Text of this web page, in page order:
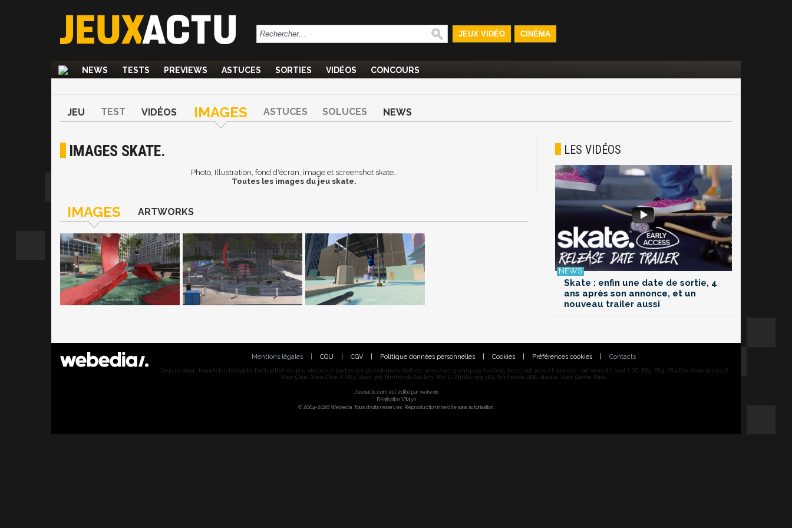
JEUX VIDÉO CINÉMA
NEWS TESTS PREVIEWS ASTUCES SORTIES VIDÉOS CONCOURS
JEU TEST VIDÉOS IMAGES ASTUCES SOLUCES NEWS
IMAGES SKATE.
Photo, Illustration, fond d'écran, image et screenshot skate..
Toutes les images du jeu skate.
IMAGES ARTWORKS
LES VIDÉOS
Skate : enfin une date de sortie, 4
ans après son annonce, et un
nouveau trailer aussi
Mentions légales CGU CGV Politique données personnelles Cookies Préférences cookies Contacts
Depuis 2004, JeuxActu décrypte l'actualité du jeu vidéo sur toutes les plateformes. Sorties, previews, gameplay, trailers, tests, astuces et soluces... on vous dit tout ! PC, PS5, PS4, PS4 Pro, Xbox series X,
Xbox One, Xbox One X, PS3, Xbox 360, Nintendo Switch, Wii U, Nintendo 3DS, Nintendo 2DS, Stadia, Xbox Game Pass...
Jeuxactu.com est édité par Webedia
Réalisation Vitalyn
© 2004-2026 Webedia. Tous droits réservés. Reproduction interdite sans autorisation.